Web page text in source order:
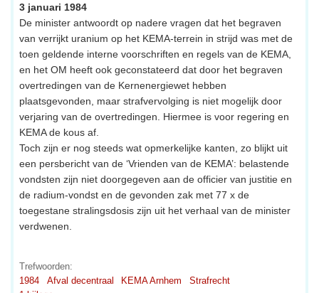
3 januari 1984
De minister antwoordt op nadere vragen dat het begraven
van verrijkt uranium op het KEMA-terrein in strijd was met de
toen geldende interne voorschriften en regels van de KEMA,
en het OM heeft ook geconstateerd dat door het begraven
overtredingen van de Kernenergiewet hebben
plaatsgevonden, maar strafvervolging is niet mogelijk door
verjaring van de overtredingen. Hiermee is voor regering en
KEMA de kous af.
Toch zijn er nog steeds wat opmerkelijke kanten, zo blijkt uit
een persbericht van de ‘Vrienden van de KEMA’: belastende
vondsten zijn niet doorgegeven aan de officier van justitie en
de radium-vondst en de gevonden zak met 77 x de
toegestane stralingsdosis zijn uit het verhaal van de minister
verdwenen.
Trefwoorden:
1984
Afval decentraal KEMA Arnhem
Strafrecht